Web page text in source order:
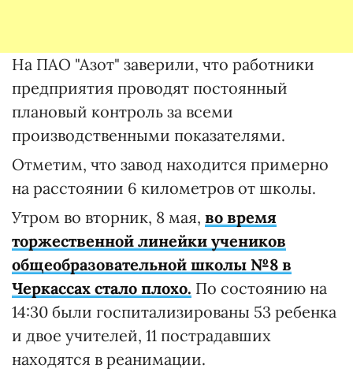
На ПАО "Азот" заверили, что работники
предприятия проводят постоянный
плановый контроль за всеми
производственными показателями.
Отметим, что завод находится примерно
на расстоянии 6 километров от школы.
Утром во вторник, 8 мая, во время
торжественной линейки учеников
общеобразовательной школы №8 в
Черкассах стало плохо. По состоянию на
14:30 были госпитализированы 53 ребенка
и двое учителей, 11 пострадавших
находятся в реанимации.